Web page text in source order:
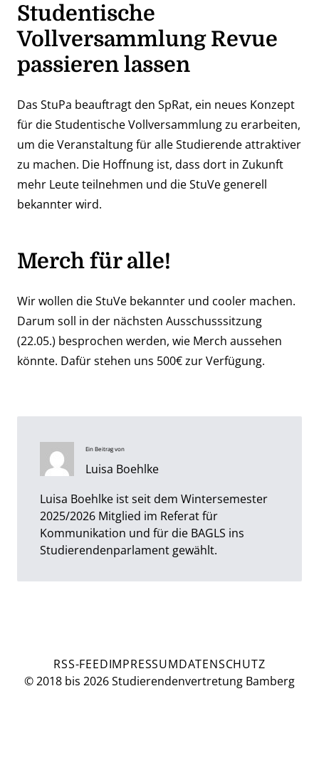
Studentische
Vollversammlung Revue
passieren lassen
Das StuPa beauftragt den SpRat, ein neues Konzept
für die Studentische Vollversammlung zu erarbeiten,
um die Veranstaltung für alle Studierende attraktiver
zu machen. Die Hoffnung ist, dass dort in Zukunft
mehr Leute teilnehmen und die StuVe generell
bekannter wird.
Merch für alle!
Wir wollen die StuVe bekannter und cooler machen.
Darum soll in der nächsten Ausschusssitzung
(22.05.) besprochen werden, wie Merch aussehen
könnte. Dafür stehen uns 500€ zur Verfügung.
Ein Beitrag von
Luisa Boehlke
Luisa Boehlke ist seit dem Wintersemester
2025/2026 Mitglied im Referat für
Kommunikation und für die BAGLS ins
Studierendenparlament gewählt.
© 2018 bis 2026 Studierendenvertretung Bamberg
RSS-FEEDIMPRESSUMDATENSCHUTZ